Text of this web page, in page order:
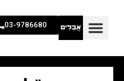
03-9786680